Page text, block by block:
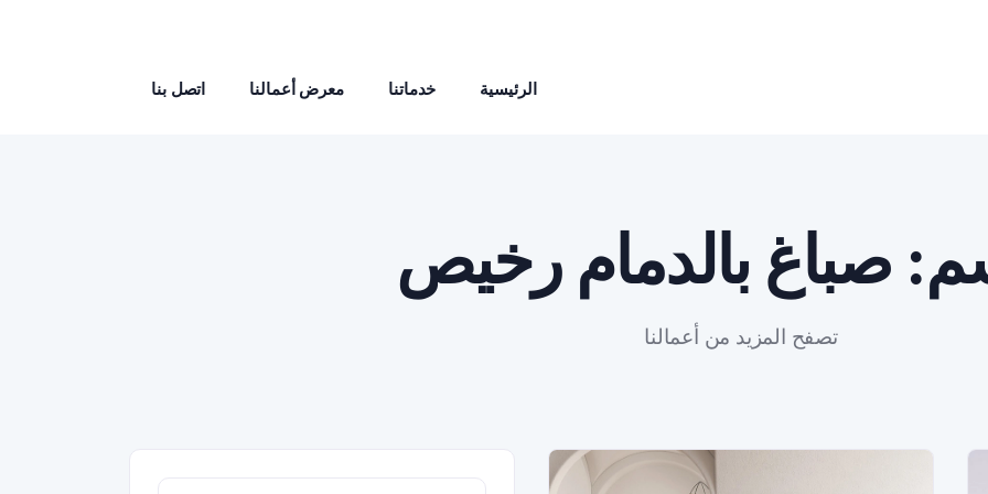
الرئيسية خدماتنا معرض أعمالنا اتصل بنا
صباغ بالدمام رخيص
تصفح المزيد من أعمالنا